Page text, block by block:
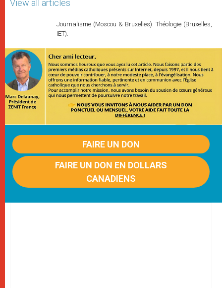
View all articles
Journalisme (Moscou & Bruxelles). Théologie (Bruxelles,
IET).
FAIRE UN DON
FAIRE UN DON EN DOLLARS
CANADIENS